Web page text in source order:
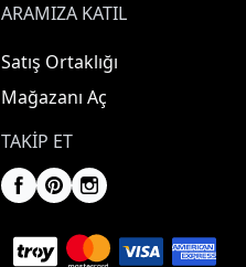
ARAMIZA KATIL
Satış Ortaklığı
Mağazanı Aç
TAKIP ET